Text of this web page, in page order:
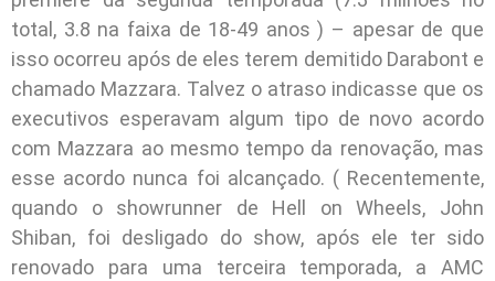
total, 3.8 na faixa de 18-49 anos ) – apesar de que
isso ocorreu após de eles terem demitido Darabont e
chamado Mazzara. Talvez o atraso indicasse que os
executivos esperavam algum tipo de novo acordo
com Mazzara ao mesmo tempo da renovação, mas
esse acordo nunca foi alcançado. ( Recentemente,
quando o showrunner de Hell on Wheels, John
Shiban, foi desligado do show, após ele ter sido
renovado para uma terceira temporada, a AMC